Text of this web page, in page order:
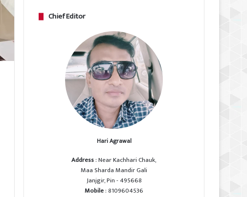
Chief Editor
Hari Agrawal
Address: Near Kachhari Chauk,
Maa Sharda Mandir Gali
Janjgir, Pin - 495668
Mobile: 8109604536